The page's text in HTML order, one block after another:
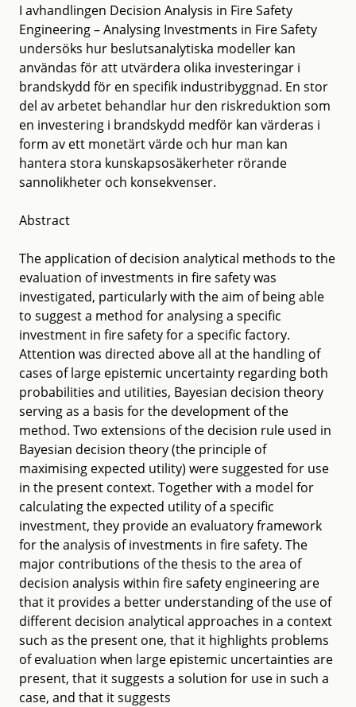
I avhandlingen Decision Analysis in Fire Safety
Engineering – Analysing Investments in Fire Safety
undersöks hur beslutsanalytiska modeller kan
användas för att utvärdera olika investeringar i
brandskydd för en specifik industribyggnad. En stor
del av arbetet behandlar hur den riskreduktion som
en investering i brandskydd medför kan värderas i
form av ett monetärt värde och hur man kan
hantera stora kunskapsosäkerheter rörande
sannolikheter och konsekvenser.
Abstract
The application of decision analytical methods to the
evaluation of investments in fire safety was
investigated, particularly with the aim of being able
to suggest a method for analysing a specific
investment in fire safety for a specific factory.
Attention was directed above all at the handling of
cases of large epistemic uncertainty regarding both
probabilities and utilities, Bayesian decision theory
serving as a basis for the development of the
method. Two extensions of the decision rule used in
Bayesian decision theory (the principle of
maximising expected utility) were suggested for use
in the present context. Together with a model for
calculating the expected utility of a specific
investment, they provide an evaluatory framework
for the analysis of investments in fire safety. The
major contributions of the thesis to the area of
decision analysis within fire safety engineering are
that it provides a better understanding of the use of
different decision analytical approaches in a context
such as the present one, that it highlights problems
of evaluation when large epistemic uncertainties are
present, that it suggests a solution for use in such a
case, and that it suggests